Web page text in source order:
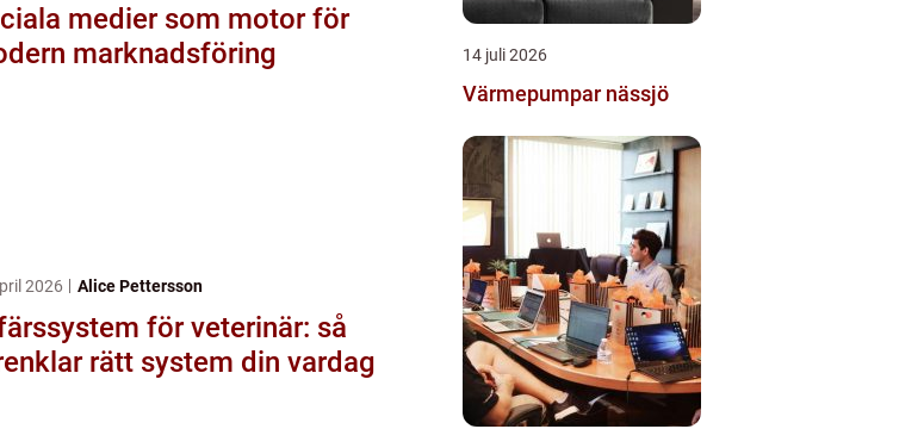
medier som motor för
marknadsföring
2026 Alice Pettersson
för veterinär: så
rätt system din vardag
14 juli 2026
Värmepumpar nässjö